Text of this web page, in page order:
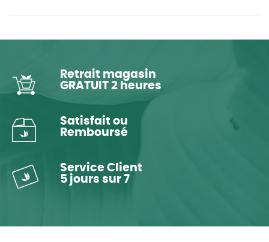
Retrait magasin
GRATUIT 2 heures
Satisfait ou
Remboursé
Service Client
5 jours sur 7